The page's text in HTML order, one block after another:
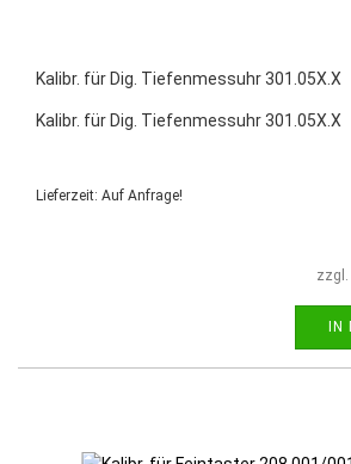
Kalibr. für Dig. Tiefenmessuhr 301.05X.X
Kalibr. für Dig. Tiefenmessuhr 301.05X.X
Lieferzeit: Auf Anfrage!
zzgl.